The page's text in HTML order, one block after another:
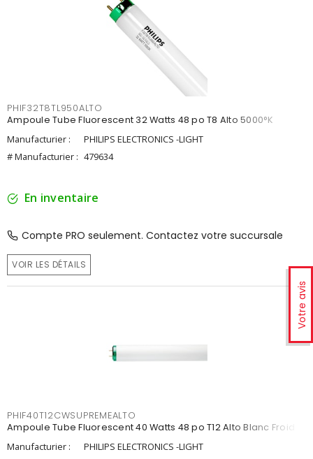
Votre avis
PHIF32T8TL950ALTO
Ampoule Tube Fluorescent 32 Watts 48 po T8 Alto 5000°K
Manufacturier :
PHILIPS ELECTRONICS -LIGHT
# Manufacturier : 479634
En inventaire
Compte PRO seulement. Contactez votre succursale
VOIR LES DÉTAILS
PHIF40T12CWSUPREMEALTO
Ampoule Tube Fluorescent 40 Watts 48 po T12 Alto Blanc Froid
Manufacturier :
PHILIPS ELECTRONICS -LIGHT